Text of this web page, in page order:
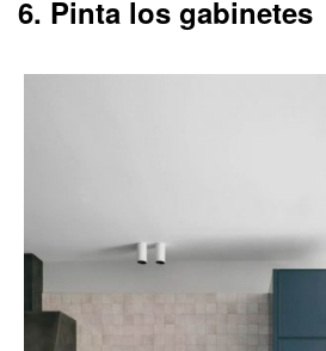
6. Pinta los gabinetes